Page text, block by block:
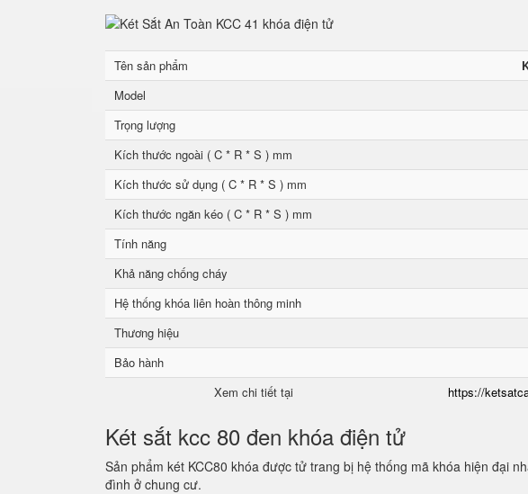
Tên sản phẩm
Model
Trọng lượng
Kích thước ngoài ( C * R * S ) mm
Kích thước sử dụng ( C * R * S ) mm
Kích thước ngăn kéo ( C * R * S ) mm
Tính năng
Khả năng chống cháy
Hệ thống khóa liên hoàn thông minh
Thương hiệu
Bảo hành
Xem chi tiết tại
https://
Két sắt kcc 80 đen khóa điện tử
Sản phẩm két KCC80 khóa được tử trang bị hệ thống mã khóa hiện đại
đình ở chung cư.